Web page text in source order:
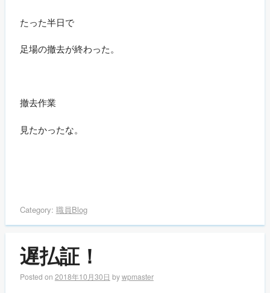
たった半日で
足場の撤去が終わった。
撤去作業
見たかったな。
Category: 職員Blog
遅払証！
Posted on 2018年10月30日 bywpmaster